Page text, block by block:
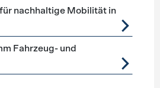
Mobilitätsmanagement
nachhaltige Mobilität in
Fahrzeug- und